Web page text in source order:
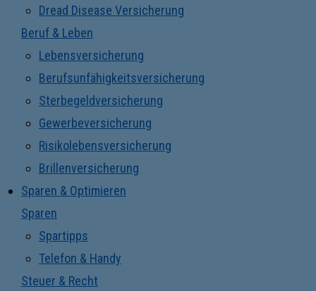
Dread Disease Versicherung
Beruf & Leben
Lebensversicherung
Berufsunfähigkeitsversicherung
Sterbegeldversicherung
Gewerbeversicherung
Risikolebensversicherung
Brillenversicherung
Sparen & Optimieren
Sparen
Spartipps
Telefon & Handy
Steuer & Recht